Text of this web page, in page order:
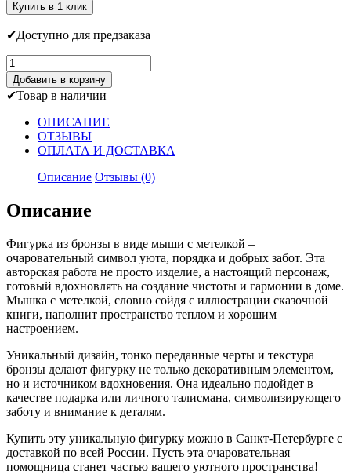
Купить в 1 клик
Доступно для предзаказа
Количество
товара
Мышь
с
метелкой
Добавить в корзину
Товар в наличии
ОПИСАНИЕ
ОТЗЫВЫ
ОПЛАТА И ДОСТАВКА
Описание Отзывы (0)
Описание
Фигурка из бронзы в виде мыши с метелкой –
очаровательный символ уюта, порядка и добрых забот. Эта
авторская работа не просто изделие, а настоящий персонаж,
готовый вдохновлять на создание чистоты и гармонии в доме.
Мышка с метелкой, словно сойдя с иллюстрации сказочной
книги, наполнит пространство теплом и хорошим
настроением.
Уникальный дизайн, тонко переданные черты и текстура
бронзы делают фигурку не только декоративным элементом,
но и источником вдохновения. Она идеально подойдет в
качестве подарка или личного талисмана, символизирующего
заботу и внимание к деталям.
Купить эту уникальную фигурку можно в Санкт-Петербурге с
доставкой по всей России. Пусть эта очаровательная
помощница станет частью вашего уютного пространства!